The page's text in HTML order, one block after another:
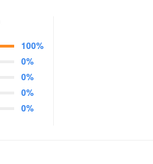
100%
0%
0%
0%
0%